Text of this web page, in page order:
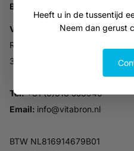
Heeft u in de tussentijd
Neem dan gerust
Bedrijfsgegevens
Vitabron
Ravelijn 52
3905NV Veenendaal
Tel:+31 (0)318 553946
Email: info@vitabron.nl
BTW NL816914679B01